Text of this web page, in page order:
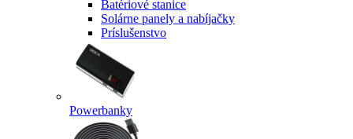
Batériové stanice
Solárne panely a nabíjačky
Príslušenstvo
Powerbanky